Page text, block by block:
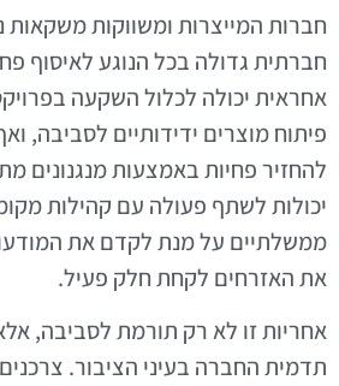
חברות המייצרות ומשווקות משקאות
חברתית גדולה בכל הנוגע לאיסוף
אחראית יכולה לכלול השקעה
פיתוח מוצרים ידידותיים לסביבה,
להחזיר פחיות באמצעות מנגנונים
יכולות לשתף פעולה עם קהילות
ממשלתיים על מנת לקדם את
את האזרחים לקחת חלק פעיל.
אחריות זו לא רק תורמת לסביבה,
תדמית החברה בעיני הציבור.